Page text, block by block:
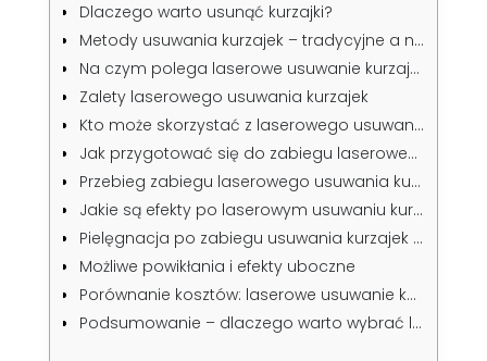
Dlaczego warto usunąć kurzajki?
Metody usuwania kurzajek – tradycyjne a nowoczesne
Na czym polega laserowe usuwanie kurzajek?
Zalety laserowego usuwania kurzajek
Kto może skorzystać z laserowego usuwania kurzajek?
Jak przygotować się do zabiegu laserowego usuwania kurzajek?
Przebieg zabiegu laserowego usuwania kurzajek
Jakie są efekty po laserowym usuwaniu kurzajek?
Pielęgnacja po zabiegu usuwania kurzajek laserem
Możliwe powikłania i efekty uboczne
Porównanie kosztów: laserowe usuwanie kurzajek a inne metody
Podsumowanie – dlaczego warto wybrać laserowe usuwanie kurzajek?